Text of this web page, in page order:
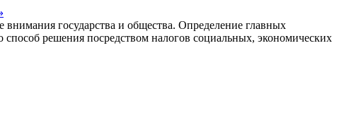
государства и общества. Определение главных
решения посредством налогов социальных, экономических